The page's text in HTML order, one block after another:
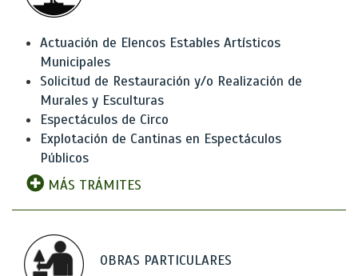
Actuación de Elencos Estables Artísticos
Municipales
Solicitud de Restauración y/o Realización de
Murales y Esculturas
Espectáculos de Circo
Explotación de Cantinas en Espectáculos
Públicos
MÁS TRÁMITES
OBRAS PARTICULARES